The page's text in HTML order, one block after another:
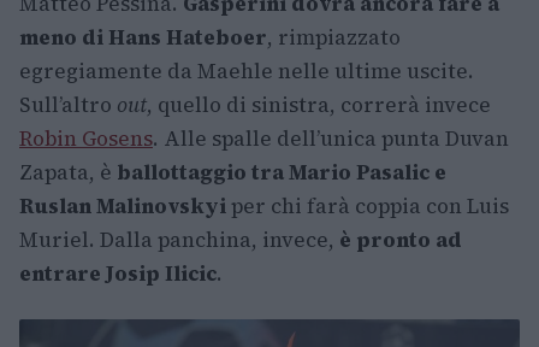
meno di Hans Hateboer, rimpiazzato
egregiamente da Maehle nelle ultime uscite.
Sull’altro out, quello di sinistra, correrà invece
Robin Gosens. Alle spalle dell’unica punta Duvan
Zapata, è ballottaggio tra Mario Pasalic e
Ruslan Malinovskyiper chi farà coppia con Luis
Muriel. Dalla panchina, invece, è pronto ad
entrare Josip Ilicic.